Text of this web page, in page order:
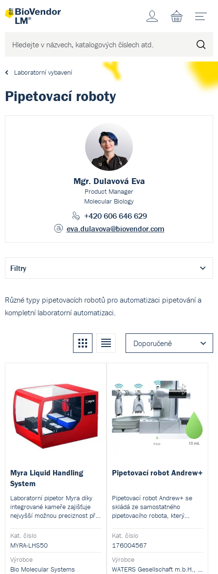
Účet
Laboratorní vybavení
Pipetovací roboty
Mgr. Dulavová Eva
Product Manager
Molecular Biology
+420 606 646 629
eva.dulavova@biovendor.com
Filtry
Různé typy pipetovacích robotů pro automatizaci pipetování a
kompletní laboratorní automatizaci.
Doporučeně
Kachle Seznam
Myra Liquid Handling
System
Laboratorní pipetor Myra díky
integrované kameře zajišťuje
nejvyšší možnou preciznost při
Kat. číslo
MYRA-LHS50
Výrobce
Bio Molecular Systems
Pipetovací robot Andrew+
Pipetovací robot Andrew+ se
skládá ze samostatného
pipetovacího robota, který
nebo multi- kanálových pipet
připojených přes BlueTooth.
Kat. číslo
176004567
Výrobce
WATERS Gesellschaft m.b.H., organizační složka